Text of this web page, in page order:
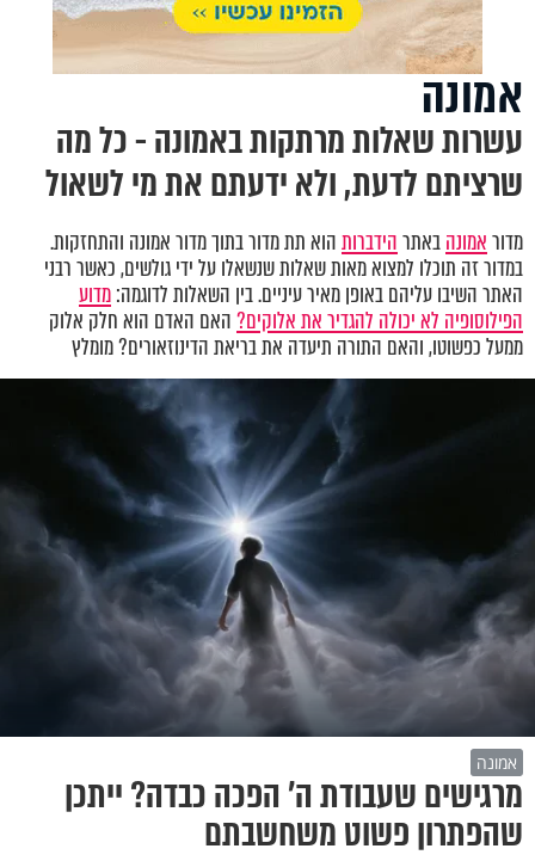
אמונה
עשרות שאלות מרתקות באמונה - כל מה
שרציתם לדעת, ולא ידעתם את מי לשאול
מדוראמונהבאתרהידברותהוא תת מדור בתוך מדור אמונה והתחזקות.
במדור זה תוכלו למצוא מאות שאלות שנשאלו על ידי גולשים, כאשר רבני
האתר השיבו עליהם באופן מאיר עיניים. בין השאלות לדוגמה:מדוע
הפילוסופיה לא יכולה להגדיר את אלוקים?האם האדם הוא חלק אלוק
ממעל כפשוטו, והאם התורה תיעדה את בריאת הדינוזאורים? מומלץ
אמונה
מרגישים שעבודת ה' הפכה כבדה? ייתכן
שהפתרון פשוט משחשבתם